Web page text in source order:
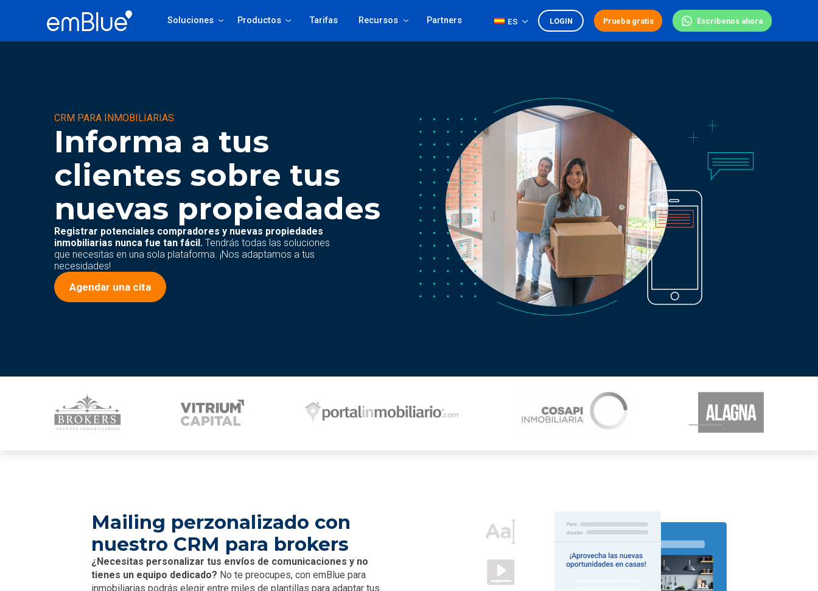
Soluciones Productos Tarifas Recursos Partners ES LOGIN Prueba gratis
CRM PARA INMOBILIARIAS
Informa a tus
clientes sobre tus
nuevas propiedades
Registrar potenciales compradores y nuevas propiedades
inmobiliarias nunca fue tan fácil. Tendrás todas las soluciones
que necesitas en una sola plataforma. ¡Nos adaptamos a tus
necesidades!
Agendar una cita
Mailing perzonalizado con
nuestro CRM para brokers
¿Necesitas personalizar tus envíos de comunicaciones y no
tienes un equipo dedicado? No te preocupes, con emBlue para
inmobiliarias podrás elegir entre miles de plantillas para adaptar tus